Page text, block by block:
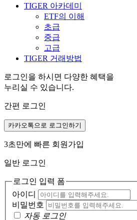
TIGER 아카데미
ETF의 이해
초급
중급
고급
TIGER 거래방법
로그인을 하시면 다양한 혜택을
누리실 수 있습니다.
간편 로그인
카카오톡으로 로그인하기
3초만에 빠른 회원가입
일반 로그인
로그인 입력 폼
아이디
비밀번호
자동 로그인